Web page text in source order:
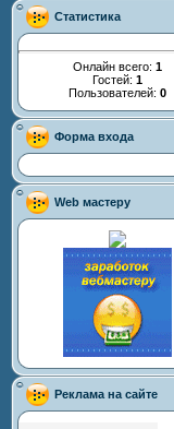
Статистика
Онлайн всего: 1
Гостей: 1
Пользователей: 0
Форма входа
Web мастеру
Реклама на сайте